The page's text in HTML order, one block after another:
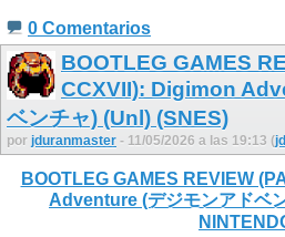
0 Comentarios
BOOTLEG GAMES
CCXVII): Digimon
ベンチャ) (Unl) (SNES)
por jduranmaster - 11/05/2026 a las 19:13 (
BOOTLEG GAMES REVIEW
Adventure (デジモンアドベ